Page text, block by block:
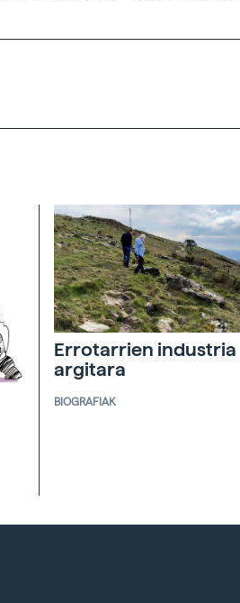
Errotarrien industria
argitara
BIOGRAFIAK